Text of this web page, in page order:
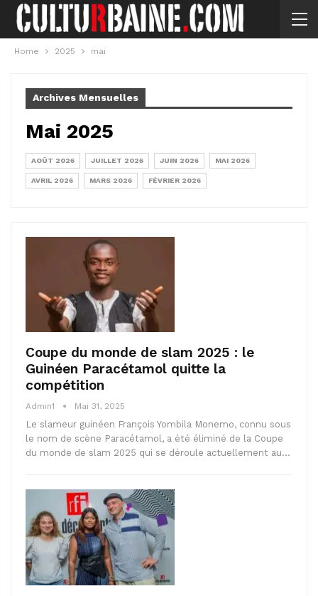
Home 2025 mai
Archives Mensuelles
Mai 2025
AOÛT 2026 JUILLET 2026 JUIN 2026 MAI 2026
AVRIL 2026 MARS 2026 FÉVRIER 2026
Coupe du monde de slam 2025 : le
Guinéen Paracétamol quitte la
compétition
Admin1 Mai 31, 2025
Le slameur guinéen François Yombila Monemo, connu sous
le nom de scène Paracétamol, a été éliminé de la Coupe
du monde de slam 2025 qui se déroule actuellement au…